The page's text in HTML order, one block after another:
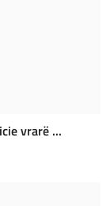
vrarë ...